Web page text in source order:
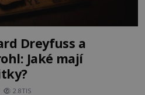
Dreyfuss a
Jaké mají
2.8TIS